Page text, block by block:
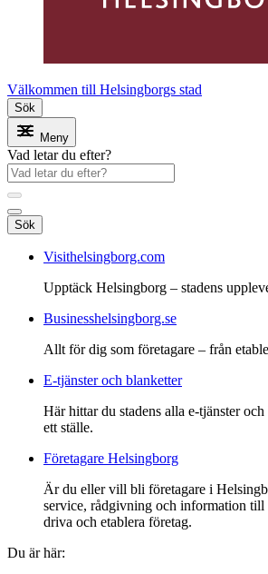
Välkommen till Helsingborgs stad
Sök
Meny
Vad letar du efter?
Sök
Visithelsingborg.com
Upptäck Helsingborg – stadens
Businesshelsingborg.se
Allt för dig som företagare – från
E-tjänster och blanketter
Här hittar du stadens alla e-tjänster
ett ställe.
Företagare Helsingborg
Är du eller vill bli företagare i
service, rådgivning och information till
driva och etablera företag.
Du är här: